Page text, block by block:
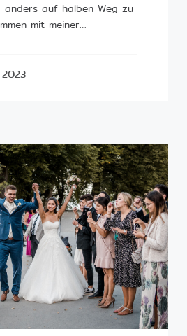
anders auf halben Weg zu
mit meiner…
2023